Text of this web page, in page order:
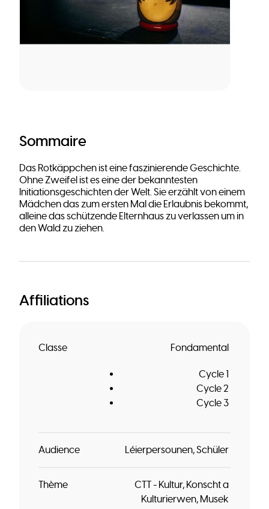
Sommaire
Das Rotkäppchen ist eine faszinierende Geschichte.
Ohne Zweifel ist es eine der bekanntesten
Initiationsgeschichten der Welt. Sie erzählt von einem
Mädchen das zum ersten Mal die Erlaubnis bekommt,
alleine das schützende Elternhaus zu verlassen um in
den Wald zu ziehen.
Affiliations
Classe Fondamental
Cycle 1
Cycle 2
Cycle 3
Audience Léierpersounen Schüler
Thème
CTT - Kultur, Konscht a
Kulturierwen Musek